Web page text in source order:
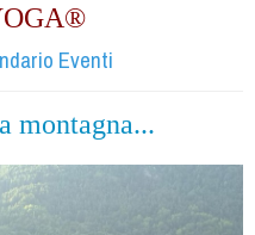
Eventi
montagna...